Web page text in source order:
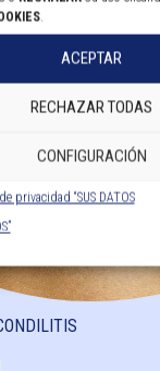
.
ACEPTAR
RECHAZAR TODAS
CONFIGURACIÓN
privacidad “SUS DATOS